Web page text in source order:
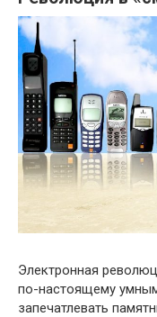
Электронная
по-настоящему
запечатлевать